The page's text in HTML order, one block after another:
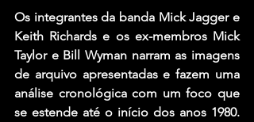
Os integrantes da banda Mick Jagger e
Keith Richards e os ex-membros Mick
Taylor e Bill Wyman narram as imagens
de arquivo apresentadas e fazem uma
análise cronológica com um foco que
se estende até o início dos anos 1980.